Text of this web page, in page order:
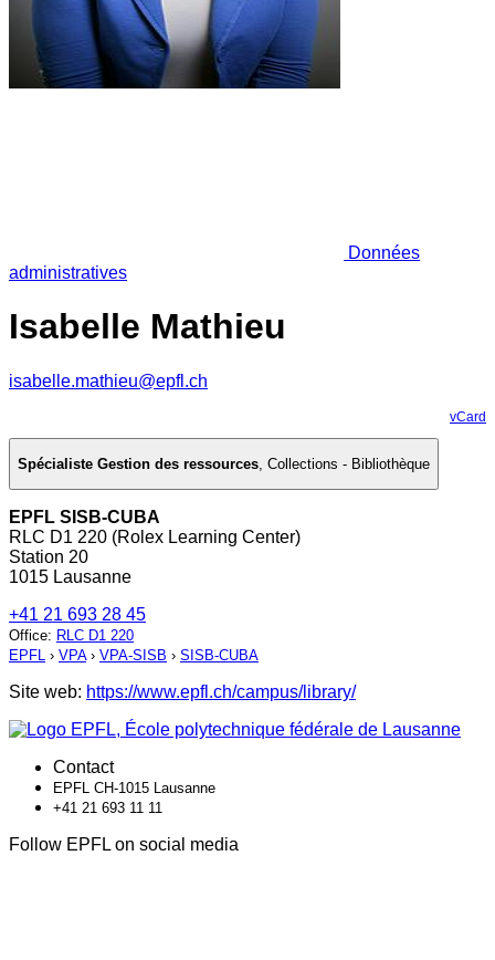
Données
administratives
Isabelle Mathieu
isabelle.mathieu@epfl.ch
vCard
Spécialiste Gestion des ressources, Collections - Bibliothèque
EPFL SISB-CUBA
RLC D1 220 (Rolex Learning Center)
Station 20
1015 Lausanne
+41 21 693 28 45
Office: RLC D1 220
EPFL › VPA› VPA-SISB › SISB-CUBA
Site web: https://www.epfl.ch/campus/library/
Contact
EPFL CH-1015 Lausanne
+41 21 693 11 11
Follow EPFL on social media